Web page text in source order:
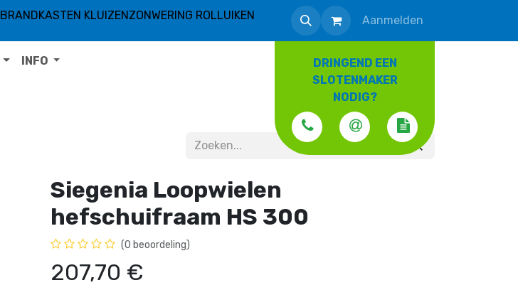
BRANDKASTEN KLUIZENZONWERING ROLLUIKEN Aanmelden
DRINGEND EEN
SLOTENMAKER
NODIG?
INFO
Siegenia Loopwielen
hefschuifraam HS 300
(0 beoordeling)
207,70 €